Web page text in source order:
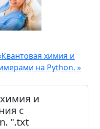
химия и
на Python. »
и
с
".txt